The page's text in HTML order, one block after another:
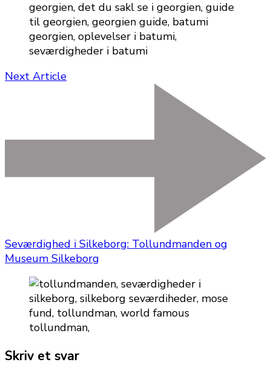
Next Article
Seværdighed i Silkeborg: Tollundmanden og
Museum Silkeborg
Skriv et svar